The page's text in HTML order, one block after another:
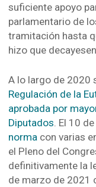
suficiente apoyo
parlamentario de
tramitación hasta
hizo que decayesen.
A lo largo de 2020
Regulación de la
aprobada por
Diputados . El 10
norma con varias
el Pleno del
definitivamente la
de marzo de 2021